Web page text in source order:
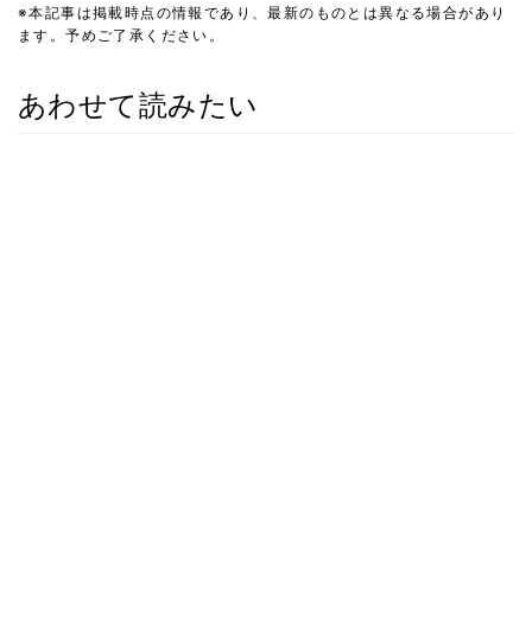
※本記事は掲載時点の情報であり、最新のものとは異なる場合があり
ます。予めご了承ください。
あわせて読みたい